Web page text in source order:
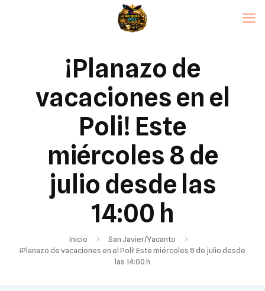
¡Planazo de
vacaciones en el
Poli! Este
miércoles 8 de
julio desde las
14:00 h
Inicio
San Javier/Yacanto
¡Planazo de vacaciones en el Poli! Este miércoles 8 de julio desde
las 14:00 h